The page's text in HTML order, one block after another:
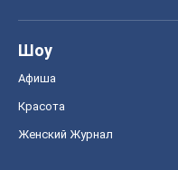
Шоу
Афиша
Красота
Женский Журнал